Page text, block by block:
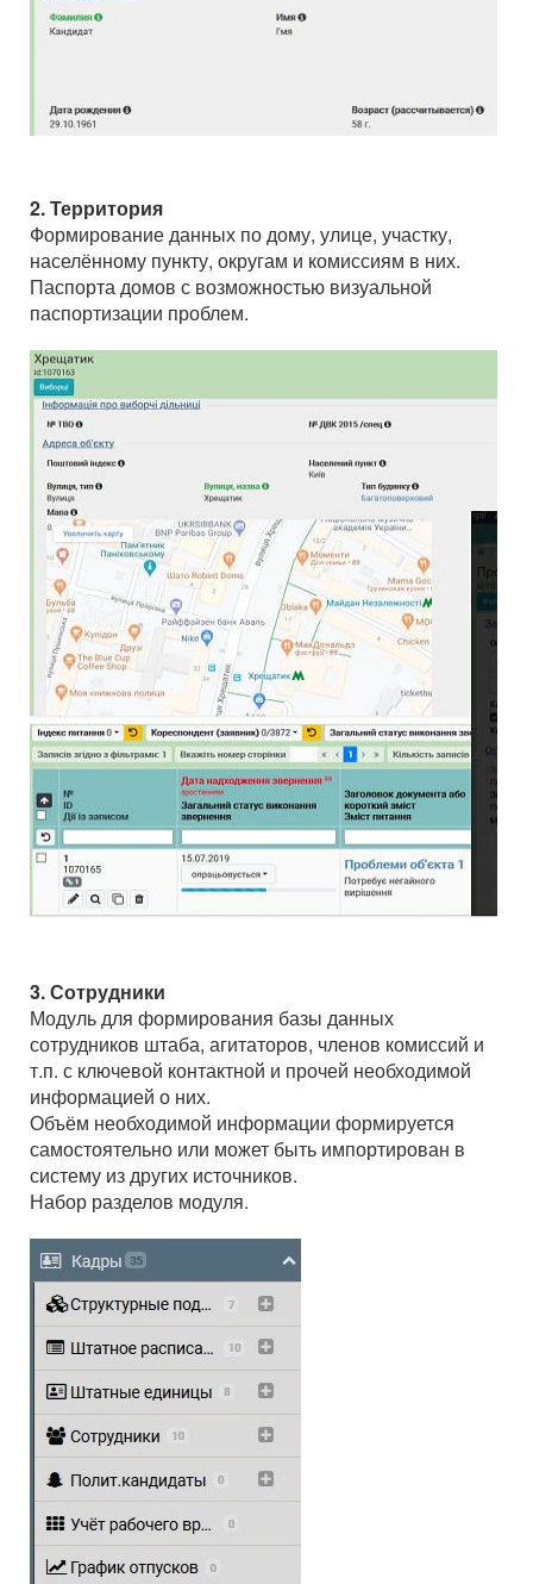
2. Территория
Формирование данных по дому, улице, участку,
населённому пункту, округам и комиссиям в них.
Паспорта домов с возможностью визуальной
паспортизации проблем.
3. Сотрудники
Модуль для формирования базы данных
сотрудников штаба, агитаторов, членов комиссий и
т.п. с ключевой контактной и прочей необходимой
информацией о них.
Объём необходимой информации формируется
самостоятельно или может быть импортирован в
систему из других источников.
Набор разделов модуля.